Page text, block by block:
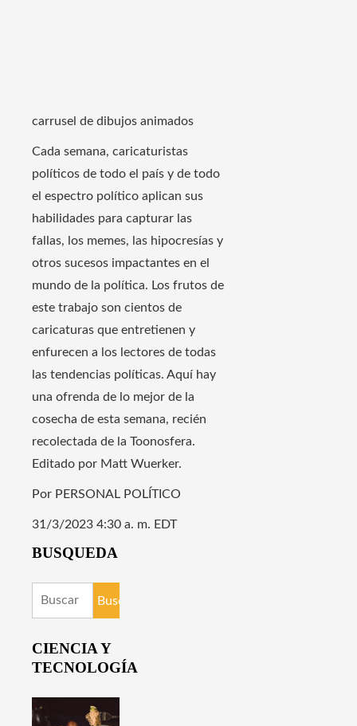
carrusel de dibujos animados
Cada semana, caricaturistas
políticos de todo el país y de todo
el espectro político aplican sus
habilidades para capturar las
fallas, los memes, las hipocresías y
otros sucesos impactantes en el
mundo de la política. Los frutos de
este trabajo son cientos de
caricaturas que entretienen y
enfurecen a los lectores de todas
las tendencias políticas. Aquí hay
una ofrenda de lo mejor de la
cosecha de esta semana, recién
recolectada de la Toonosfera.
Editado por Matt Wuerker.
Por PERSONAL POLÍTICO
31/3/2023 4:30 a. m. EDT
BUSQUEDA
Buscar:
CIENCIA Y
TECNOLOGÍA